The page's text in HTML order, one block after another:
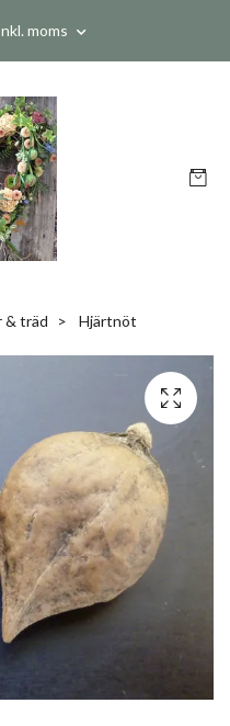
moms
& träd Hjärtnöt